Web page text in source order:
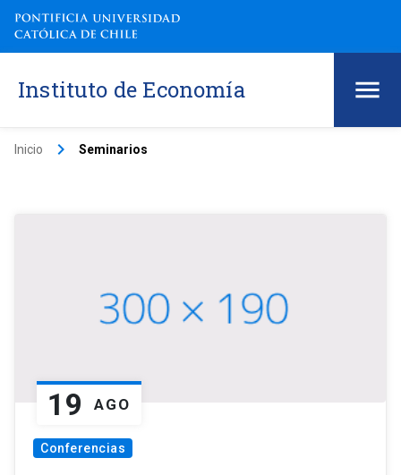
Instituto de Economía
Inicio keyboard_arrow_right Seminarios
19 AGO
Conferencias